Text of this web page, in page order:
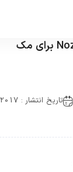
تاریخ انتشار : 2017-11-16